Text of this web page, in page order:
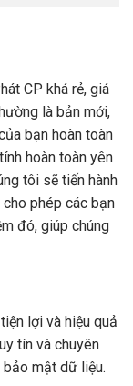
CP khá rẻ, giá
là bản mới,
bạn hoàn toàn
hoàn toàn yên
tôi sẽ tiến hành
phép các bạn
đó, giúp chúng
lợi và hiệu quả
tín và chuyên
mật dữ liệu.